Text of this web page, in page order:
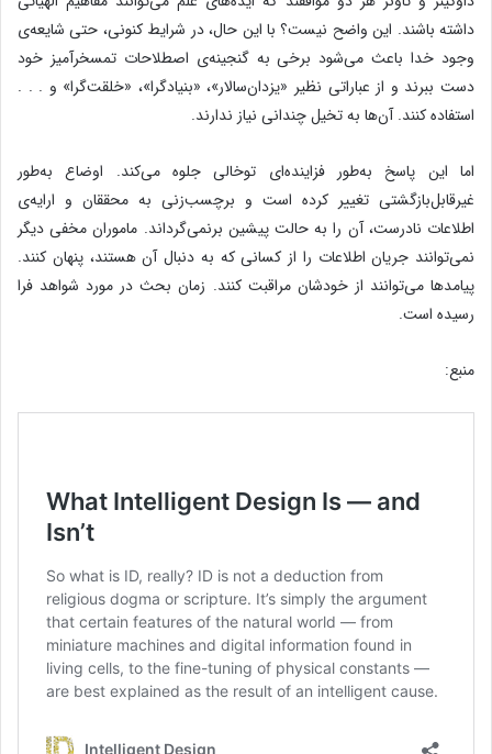
داشته باشند. این واضح نیست؟ با این حال، در شرایط کنونی، حتی شایعه‌ی
وجود خدا باعث می‌شود برخی به گنجینه‌ی اصطلاحات تمسخرآمیز خود
دست ببرند و از عباراتی نظیر «یزدان‌سالار»، «بنیادگرا»، «خلقت‌گرا» و . . .
استفاده کنند. آن‌ها به تخیل چندانی نیاز ندارند.
اما این پاسخ به‌طور فزاینده‌ای توخالی جلوه می‌کند. اوضاع به‌طور
غیرقابل‌بازگشتی تغییر کرده است و برچسب‌زنی به محققان و ارایه‌ی
اطلاعات نادرست، آن را به حالت پیشین برنمی‌گرداند. ماموران مخفی دیگر
نمی‌توانند جریان اطلاعات را از کسانی که به دنبال آن هستند، پنهان کنند.
پیامدها می‌توانند از خودشان مراقبت کنند. زمان بحث در مورد شواهد فرا
رسیده است.
منبع: